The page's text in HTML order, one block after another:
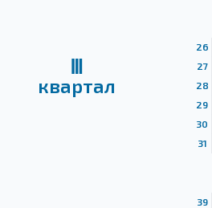
Ⅲ
квартал
26
27
28
29
30
31
39